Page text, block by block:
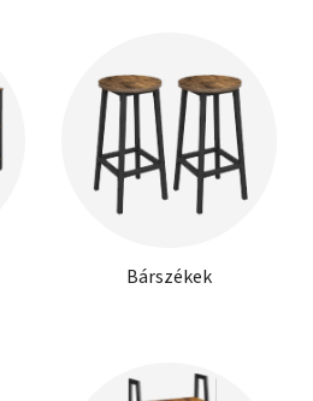
Bárszékek